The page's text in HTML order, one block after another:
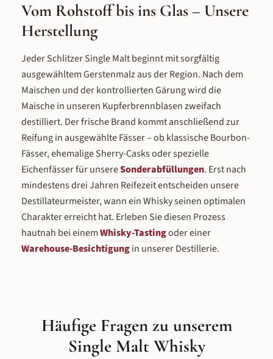
Vom Rohstoff bis ins Glas – Unsere
Herstellung
Jeder Schlitzer Single Malt beginnt mit sorgfältig
ausgewähltem Gerstenmalz aus der Region. Nach dem
Maischen und der kontrollierten Gärung wird die
Maische in unseren Kupferbrennblasen zweifach
destilliert. Der frische Brand kommt anschließend zur
Reifung in ausgewählte Fässer – ob klassische Bourbon-
Fässer, ehemalige Sherry-Casks oder spezielle
Eichenfässer für unsereSonderabfüllungen. Erst nach
mindestens drei Jahren Reifezeit entscheiden unsere
Destillateurmeister, wann ein Whisky seinen optimalen
Charakter erreicht hat. Erleben Sie diesen Prozess
hautnah bei einemWhisky-Tastingoder einer
Warehouse-Besichtigungin unserer Destillerie.
Häufige Fragen zu unserem
Single Malt Whisky